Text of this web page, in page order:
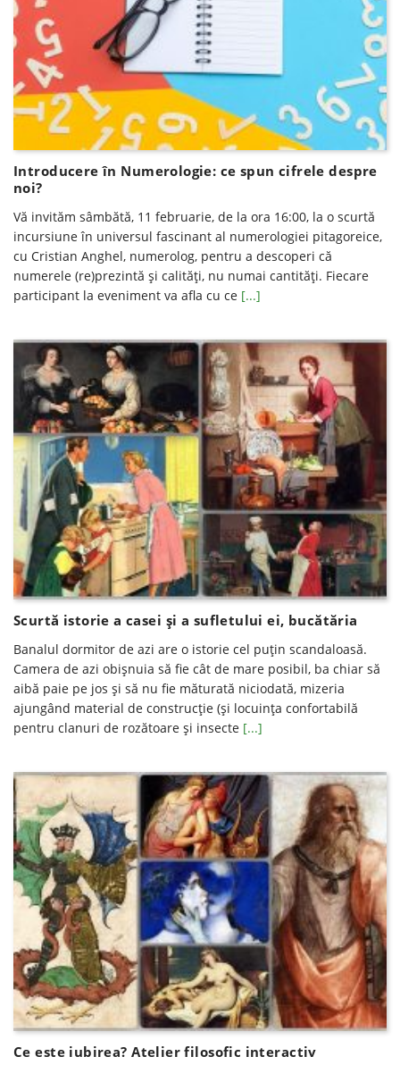
Introducere în Numerologie: ce spun cifrele despre
noi?
Vă invităm sâmbătă, 11 februarie, de la ora 16:00, la o scurtă
incursiune în universul fascinant al numerologiei pitagoreice,
cu Cristian Anghel, numerolog, pentru a descoperi că
numerele (re)prezintă și calități, nu numai cantități. Fiecare
participant la eveniment va afla cu ce [...]
Scurtă istorie a casei şi a sufletului ei, bucătăria
Banalul dormitor de azi are o istorie cel puțin scandaloasă.
Camera de azi obișnuia să fie cât de mare posibil, ba chiar să
aibă paie pe jos și să nu fie măturată niciodată, mizeria
ajungând material de construcție (și locuința confortabilă
pentru clanuri de rozătoare și insecte [...]
Ce este iubirea? Atelier filosofic interactiv